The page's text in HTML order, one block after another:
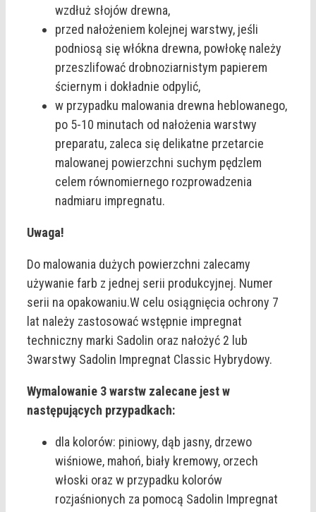
wzdłuż słojów drewna,
przed nałożeniem kolejnej warstwy, jeśli
podniosą się włókna drewna, powłokę należy
przeszlifować drobnoziarnistym papierem
ściernym i dokładnie odpylić,
w przypadku malowania drewna heblowanego,
po 5-10 minutach od nałożenia warstwy
preparatu, zaleca się delikatne przetarcie
malowanej powierzchni suchym pędzlem
celem równomiernego rozprowadzenia
nadmiaru impregnatu.
Uwaga!
Do malowania dużych powierzchni zalecamy
używanie farb z jednej serii produkcyjnej. Numer
serii na opakowaniu.W celu osiągnięcia ochrony 7
lat należy zastosować wstępnie impregnat
techniczny marki Sadolin oraz nałożyć 2 lub
3warstwy Sadolin Impregnat Classic Hybrydowy.
Wymalowanie 3 warstw zalecane jest w
następujących przypadkach:
dla kolorów: piniowy, dąb jasny, drzewo
wiśniowe, mahoń, biały kremowy, orzech
włoski oraz w przypadku kolorów
rozjaśnionych za pomocą Sadolin Impregnat